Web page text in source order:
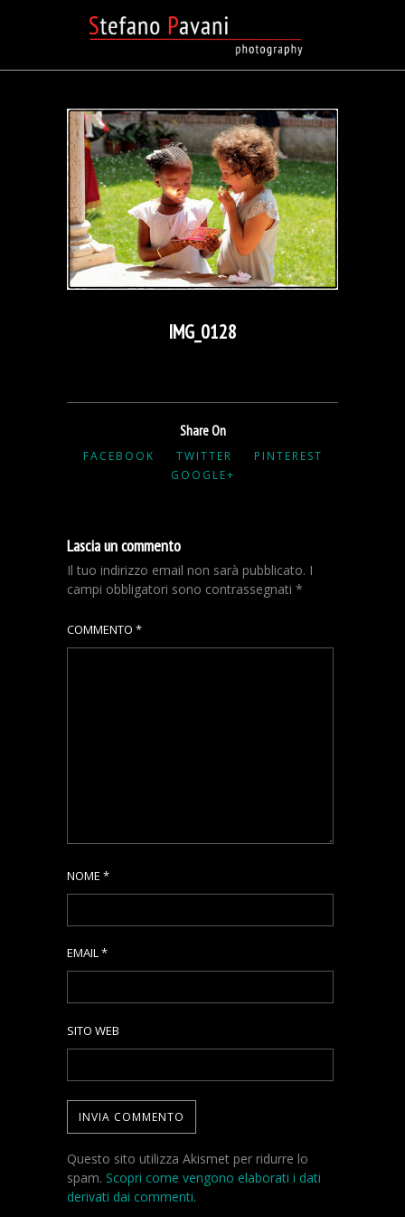
IMG_0128
Share On
FACEBOOK TWITTER
PINTEREST
GOOGLE+
Lascia un commento
Il tuo indirizzo email non sarà pubblicato. I
campi obbligatori sono contrassegnati *
COMMENTO *
NOME *
EMAIL*
SITO WEB
Questo sito utilizza Akismet per ridurre lo
spam. Scopri come vengono elaborati i dati
derivati dai commenti.